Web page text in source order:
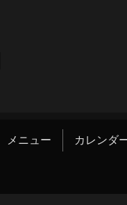
メニュー カレンダ